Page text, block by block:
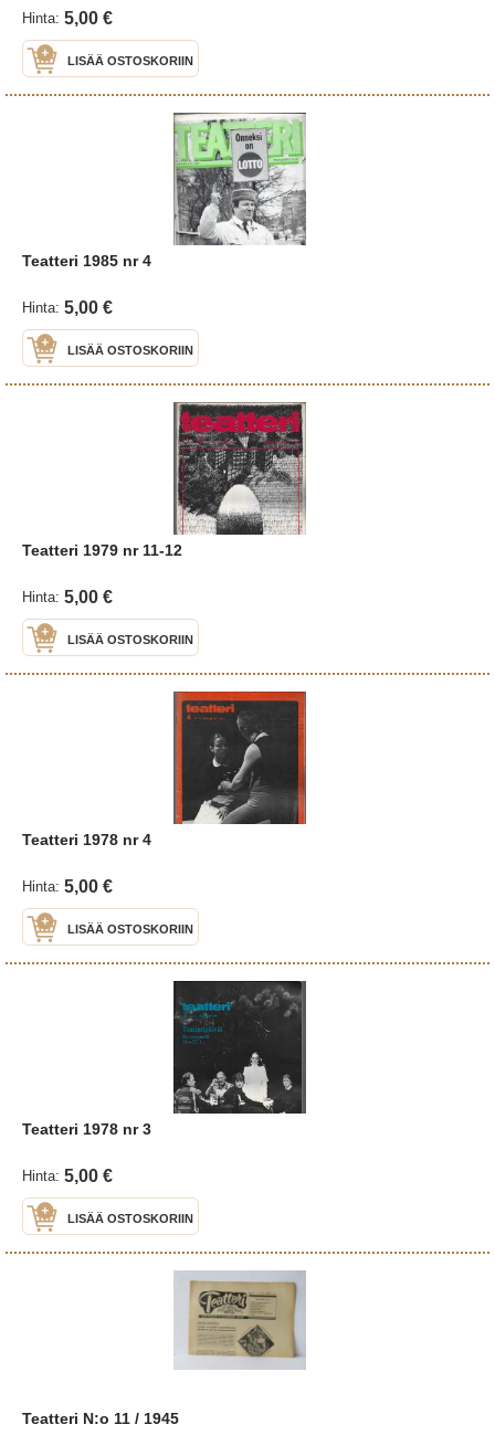
Hinta: 5,00 €
LISÄÄ OSTOSKORIIN
Teatteri 1985 nr 4
Hinta: 5,00 €
LISÄÄ OSTOSKORIIN
Teatteri 1979 nr 11-12
Hinta: 5,00 €
LISÄÄ OSTOSKORIIN
Teatteri 1978 nr 4
Hinta: 5,00 €
LISÄÄ OSTOSKORIIN
Teatteri 1978 nr 3
Hinta: 5,00 €
LISÄÄ OSTOSKORIIN
Teatteri N:o 11 / 1945